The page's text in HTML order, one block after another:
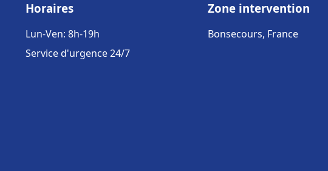
Horaires
Lun-Ven: 8h-19h
Service d'urgence 24/7
Zone intervention
Bonsecours, France